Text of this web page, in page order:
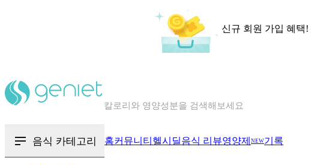
신규 회원 가입 혜택!
혈당 · 다이어트 음식 검색해보세요
음식 카테고리 홈커뮤니티 헬시딜음식 리뷰영양제 NEW기록